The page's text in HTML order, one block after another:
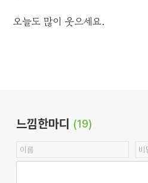
오늘도 많이 웃으세요.
느낌한마디 (19)